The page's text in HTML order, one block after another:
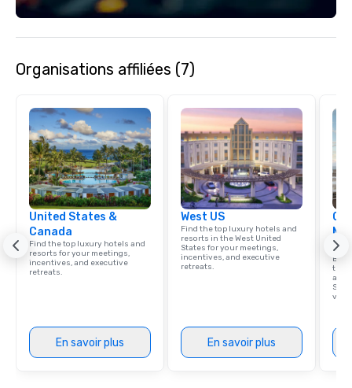
event design, entertainment,
initiatives, and more.
Organisations affiliées (7)
United States &
Canada
Find the top luxury hotels and
resorts for your meetings,
incentives, and executive
retreats.
En savoir plus
West US
Find the top luxury hotels and
resorts in the West United
States for your meetings,
incentives, and executive
retreats.
En savoir plus
Big
at
Spa